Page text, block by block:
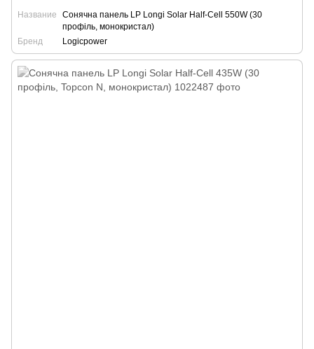
Название
Сонячна панель LP Longi Solar Half-Cell 550W (30
профіль, монокристал)
Бренд
Logicpower